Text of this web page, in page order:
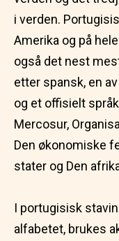
i verden.
Amerika og på
også det nest
etter spansk, en
og et offisielt
Mercosur,
Den økonomiske
stater og Den
I portugisisk
alfabetet, brukes